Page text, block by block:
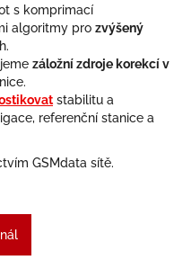
s komprimací
algoritmy pro zvýšený
záložní zdroje korekcí v
stabilitu a
referenční stanice a
GSMdata sítě.